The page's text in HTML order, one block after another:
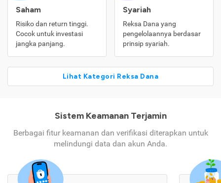
Saham
Risiko dan return tinggi.
Cocok untuk investasi
jangka panjang.
Syariah
Reksa Dana yang
pengelolaannya berdasar
prinsip syariah.
Lihat Kategori Reksa Dana
Sistem Keamanan Terjamin
Berbagai fitur keamanan dan verifikasi diterapkan untuk
melindungi data dan akun Anda.